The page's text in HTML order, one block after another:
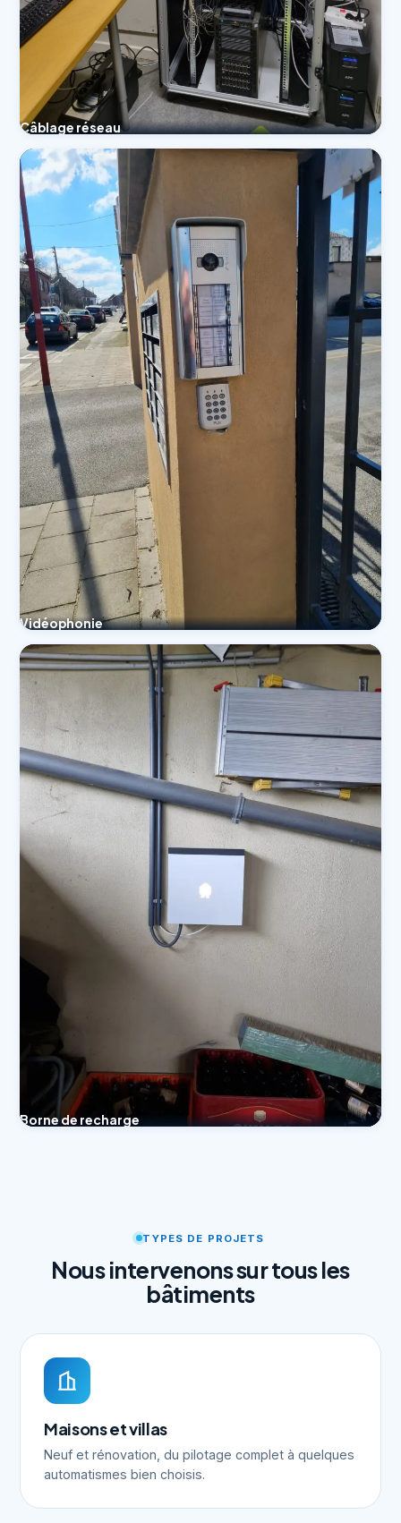
Câblage réseau
Vidéophonie
Borne de recharge
TYPES DE PROJETS
Nous intervenons sur tous les
bâtiments
Maisons et villas
Neuf et rénovation, du pilotage complet à quelques
automatismes bien choisis.